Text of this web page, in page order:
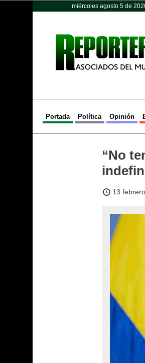
miércoles agosto 5 de
Portada Política Opinión
“No
13
Opinión Política